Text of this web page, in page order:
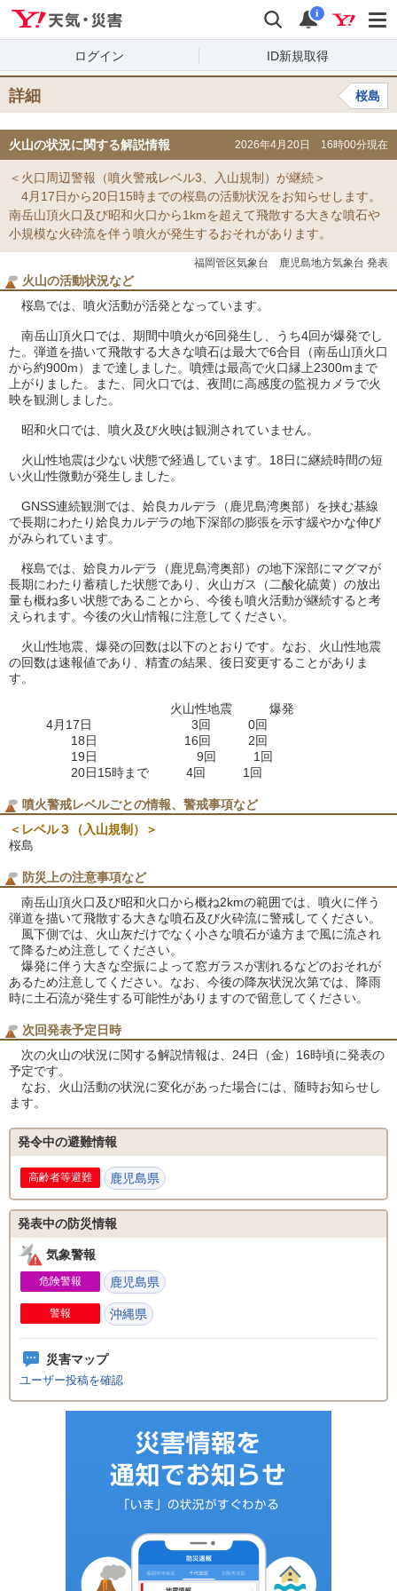
検索 通知
i
ログイン ID新規取得
詳細 桜島
火山の状況に関する解説情報 2026年4月20日 16時00分現在
＜火口周辺警報（噴火警戒レベル3、入山規制）が継続＞
4月17日から20日15時までの桜島の活動状況をお知らせします。
南岳山頂火口及び昭和火口から1kmを超えて飛散する大きな噴石や
小規模な火砕流を伴う噴火が発生するおそれがあります。
福岡管区気象台 鹿児島地方気象台 発表
火山の活動状況など
桜島では、噴火活動が活発となっています。
南岳山頂火口では、期間中噴火が6回発生し、うち4回が爆発でし
た。弾道を描いて飛散する大きな噴石は最大で6合目（南岳山頂火口
から約900m）まで達しました。噴煙は最高で火口縁上2300mまで
上がりました。また、同火口では、夜間に高感度の監視カメラで火
映を観測しました。
昭和火口では、噴火及び火映は観測されていません。
火山性地震は少ない状態で経過しています。18日に継続時間の短
い火山性微動が発生しました。
GNSS連続観測では、姶良カルデラ（鹿児島湾奥部）を挟む基線
で長期にわたり姶良カルデラの地下深部の膨張を示す緩やかな伸び
がみられています。
桜島では、姶良カルデラ（鹿児島湾奥部）の地下深部にマグマが
長期にわたり蓄積した状態であり、火山ガス（二酸化硫黄）の放出
量も概ね多い状態であることから、今後も噴火活動が継続すると考
えられます。今後の火山情報に注意してください。
火山性地震、爆発の回数は以下のとおりです。なお、火山性地震
の回数は速報値であり、精査の結果、後日変更することがありま
す。
火山性地震 爆発
4月17日 3回 0回
18日 16回 2回
19日 9回 1回
20日15時まで 4回 1回
噴火警戒レベルごとの情報、警戒事項など
＜レベル３（入山規制）＞
桜島
防災上の注意事項など
南岳山頂火口及び昭和火口から概ね2kmの範囲では、噴火に伴う
弾道を描いて飛散する大きな噴石及び火砕流に警戒してください。
風下側では、火山灰だけでなく小さな噴石が遠方まで風に流され
て降るため注意してください。
爆発に伴う大きな空振によって窓ガラスが割れるなどのおそれが
あるため注意してください。なお、今後の降灰状況次第では、降雨
時に土石流が発生する可能性がありますので留意してください。
次回発表予定日時
次の火山の状況に関する解説情報は、24日（金）16時頃に発表の
予定です。
なお、火山活動の状況に変化があった場合には、随時お知らせし
ます。
発令中の避難情報
高齢者等避難 鹿児島県
発表中の防災情報
気象警報
危険警報 鹿児島県
警報 沖縄県
災害マップ
ユーザー投稿を確認